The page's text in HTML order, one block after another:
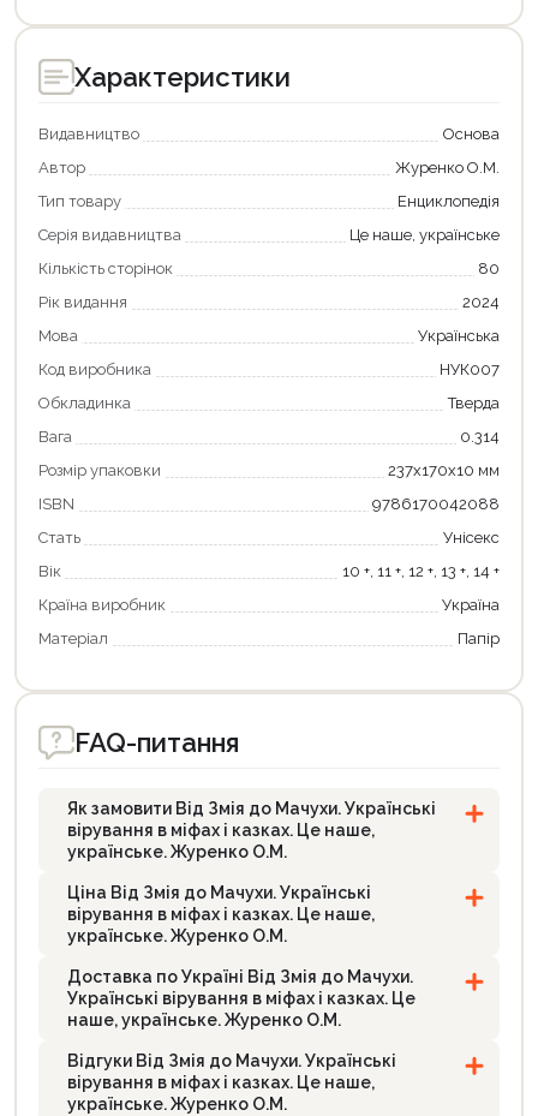
Характеристики
Видавництво
Основа
Автор
Журенко О.М.
Тип товару
Енциклопедія
Серія видавництва
Це наше, українське
Кількість сторінок
80
Рік видання
2024
Мова
Українська
Код виробника
НУК007
Обкладинка
Тверда
Вага
0.314
Розмір упаковки
237х170х10 мм
ISBN
9786170042088
Стать
Унісекс
Вік
10 +, 11 +, 12 +, 13 +, 14 +
Країна виробник
Україна
Матеріал
Папір
FAQ-питання
Як замовити Від Змія до Мачухи. Українські
вірування в міфах і казках. Це наше,
українське. Журенко О.М.
Ціна Від Змія до Мачухи. Українські
вірування в міфах і казках. Це наше,
українське. Журенко О.М.
Доставка по Україні Від Змія до Мачухи.
Українські вірування в міфах і казках. Це
наше, українське. Журенко О.М.
Відгуки Від Змія до Мачухи. Українські
вірування в міфах і казках. Це наше,
українське. Журенко О.М.
Оформити замовлення